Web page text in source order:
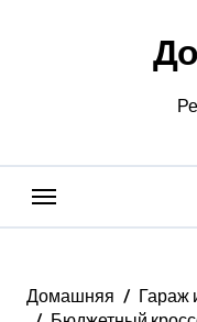
Домашняя
Гараж